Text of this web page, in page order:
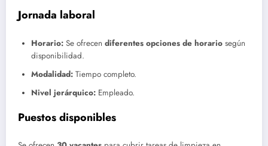
Jornada laboral
Horario: Se ofrecen diferentes opciones de horario según
disponibilidad.
Modalidad: Tiempo completo.
Nivel jerárquico: Empleado.
Puestos disponibles